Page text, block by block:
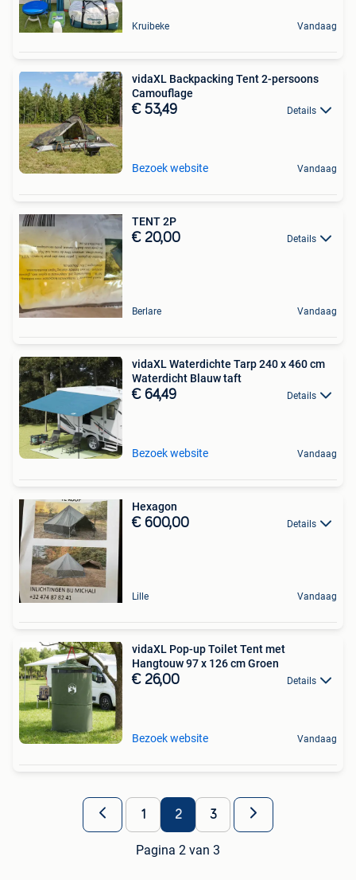
Kruibeke Vandaag
vidaXL Backpacking Tent 2-persoons
Camouflage
€ 53,49 Details
Bezoek website Vandaag
TENT 2P
€ 20,00 Details
Berlare Vandaag
vidaXL Waterdichte Tarp 240 x 460 cm
Waterdicht Blauw taft
€ 64,49 Details
Bezoek website Vandaag
Hexagon
€ 600,00 Details
Lille Vandaag
vidaXL Pop-up Toilet Tent met
Hangtouw 97 x 126 cm Groen
€ 26,00 Details
Bezoek website Vandaag
1 2 3
Pagina 2 van 3